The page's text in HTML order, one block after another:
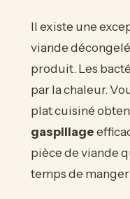
Il existe une
viande
produit. Les
par la chaleur.
plat cuisiné
gaspillage
pièce de viande
temps de